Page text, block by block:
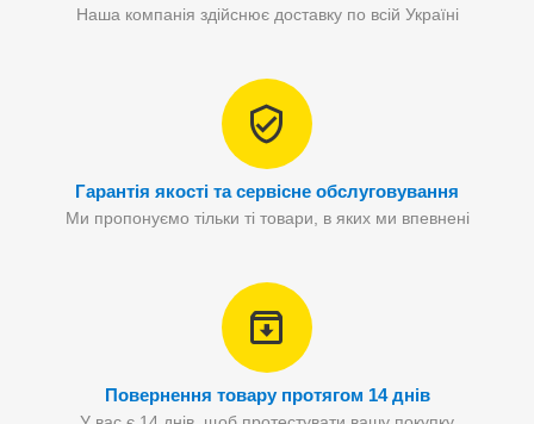
Наша компанія здійснює доставку по всій Україні
Гарантія якості та сервісне обслуговування
Ми пропонуємо тільки ті товари, в яких ми впевнені
Повернення товару протягом 14 днів